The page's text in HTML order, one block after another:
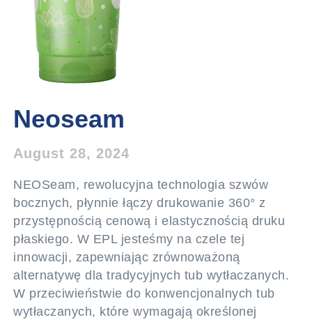
Neoseam
August 28, 2024
NEOSeam, rewolucyjna technologia szwów
bocznych, płynnie łączy drukowanie 360° z
przystępnością cenową i elastycznością druku
płaskiego. W EPL jesteśmy na czele tej
innowacji, zapewniając zrównoważoną
alternatywę dla tradycyjnych tub wytłaczanych.
W przeciwieństwie do konwencjonalnych tub
wytłaczanych, które wymagają określonej